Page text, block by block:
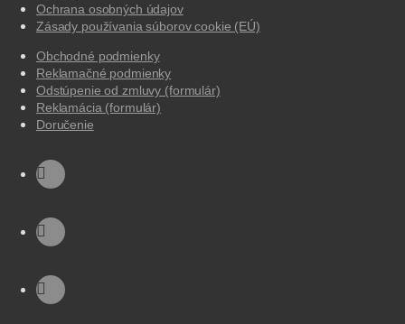
Ochrana osobných údajov
Zásady používania súborov cookie (EÚ)
Obchodné podmienky
Reklamačné podmienky
Odstúpenie od zmluvy (formulár)
Reklamácia (formulár)
Doručenie